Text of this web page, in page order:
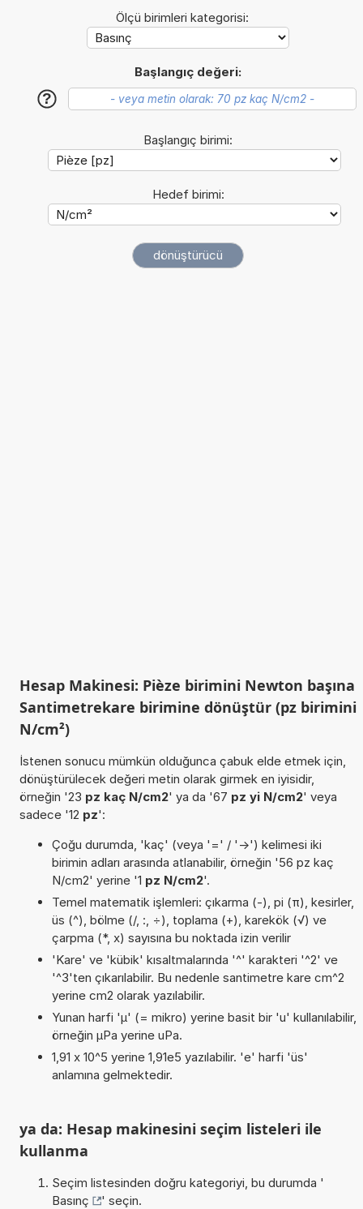
Ölçü birimleri kategorisi:
Başlangıç değeri:
?
Başlangıç birimi:
Hedef birimi:
Hesap Makinesi: Pièze birimini Newton başına
Santimetrekare birimine dönüştür (pz birimini
N/cm²)
İstenen sonucu mümkün olduğunca çabuk elde etmek için,
dönüştürülecek değeri metin olarak girmek en iyisidir,
örneğin '23 pz kaç N/cm2' ya da '67 pz yi N/cm2' veya
sadece '12 pz':
Çoğu durumda, 'kaç' (veya '=' / '->') kelimesi iki
birimin adları arasında atlanabilir, örneğin '56 pz kaç
N/cm2' yerine '1 pz N/cm2'.
Temel matematik işlemleri: çıkarma (-), pi (π), kesirler,
üs (^), bölme (/, :, ÷), toplama (+), karekök (√) ve
çarpma (*, x) sayısına bu noktada izin verilir
'Kare' ve 'kübik' kısaltmalarında '^' karakteri '^2' ve
'^3'ten çıkarılabilir. Bu nedenle santimetre kare cm^2
yerine cm2 olarak yazılabilir.
Yunan harfi 'µ' (= mikro) yerine basit bir 'u' kullanılabilir,
örneğin µPa yerine uPa.
1,91 x 10^5 yerine 1,91e5 yazılabilir. 'e' harfi 'üs'
anlamına gelmektedir.
ya da: Hesap makinesini seçim listeleri ile
kullanma
Seçim listesinden doğru kategoriyi, bu durumda '
Basınç
' seçin.